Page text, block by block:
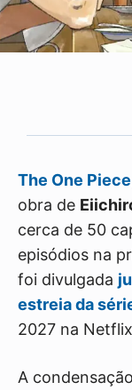
The One Piece
obra de
cerca de 50
episódios na
foi divulgada
estreia da
2027 na
A